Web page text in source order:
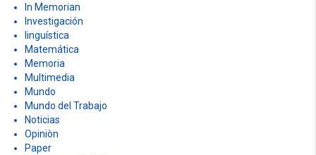
In Memorian
Investigación
linguística
Matemática
Memoria
Multimedia
Mundo
Mundo del Trabajo
Noticias
Opiniòn
Paper